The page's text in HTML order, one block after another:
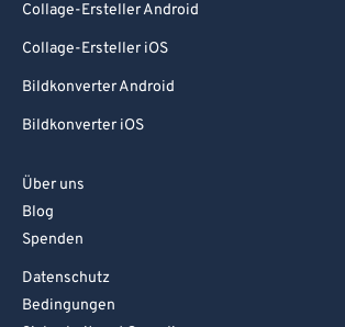
Collage-Ersteller Android
Collage-Ersteller iOS
Bildkonverter Android
Bildkonverter iOS
Über uns
Blog
Spenden
Datenschutz
Bedingungen